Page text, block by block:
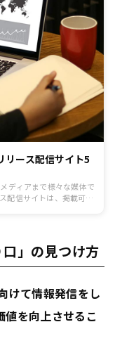
リース配信サイト5
ディアまで様々な媒体で
配信サイトは、掲載可能
」の見つけ方
けて情報発信をし
を向上させるこ